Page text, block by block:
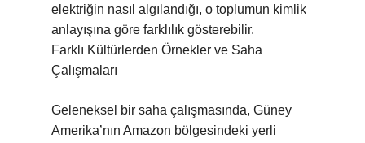
elektriğin nasıl algılandığı, o toplumun kimlik
anlayışına göre farklılık gösterebilir.
Farklı Kültürlerden Örnekler ve Saha
Çalışmaları
Geleneksel bir saha çalışmasında, Güney
Amerika’nın Amazon bölgesindeki yerli